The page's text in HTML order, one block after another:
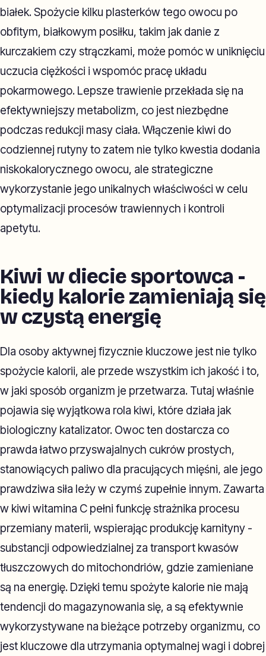
białek. Spożycie kilku plasterków tego owocu po
obfitym, białkowym posiłku, takim jak danie z
kurczakiem czy strączkami, może pomóc w uniknięciu
uczucia ciężkości i wspomóc pracę układu
pokarmowego. Lepsze trawienie przekłada się na
efektywniejszy metabolizm, co jest niezbędne
podczas redukcji masy ciała. Włączenie kiwi do
codziennej rutyny to zatem nie tylko kwestia dodania
niskokalorycznego owocu, ale strategiczne
wykorzystanie jego unikalnych właściwości w celu
optymalizacji procesów trawiennych i kontroli
apetytu.
Kiwi w diecie sportowca -
kiedy kalorie zamieniają się
w czystą energię
Dla osoby aktywnej fizycznie kluczowe jest nie tylko
spożycie kalorii, ale przede wszystkim ich jakość i to,
w jaki sposób organizm je przetwarza. Tutaj właśnie
pojawia się wyjątkowa rola kiwi, które działa jak
biologiczny katalizator. Owoc ten dostarcza co
prawda łatwo przyswajalnych cukrów prostych,
stanowiących paliwo dla pracujących mięśni, ale jego
prawdziwa siła leży w czymś zupełnie innym. Zawarta
w kiwi witamina C pełni funkcję strażnika procesu
przemiany materii, wspierając produkcję karnityny -
substancji odpowiedzialnej za transport kwasów
tłuszczowych do mitochondriów, gdzie zamieniane
są na energię. Dzięki temu spożyte kalorie nie mają
tendencji do magazynowania się, a są efektywnie
wykorzystywane na bieżące potrzeby organizmu, co
jest kluczowe dla utrzymania optymalnej wagi i dobrej